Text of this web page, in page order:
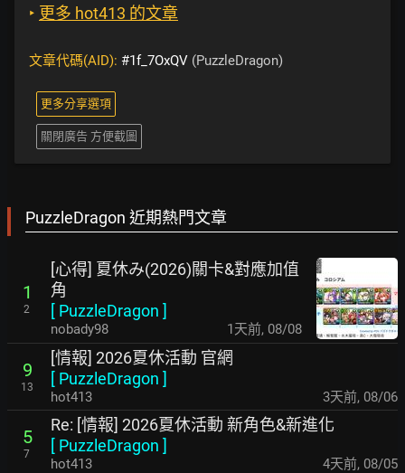
‣ 更多 hot413 的文章
文章代碼(AID): #1f_7OxQV (PuzzleDragon)
更多分享選項
關閉廣告 方便截圖
PuzzleDragon 近期熱門文章
1
2
[心得] 夏休み(2026)關卡&對應加值
角
[ PuzzleDragon ]
nobady98 1天前, 08/08
9
13
[情報] 2026夏休活動 官網
[ PuzzleDragon ]
hot413 3天前, 08/06
5
7
Re: [情報] 2026夏休活動 新角色&新進化
[ PuzzleDragon ]
hot413 4天前, 08/05